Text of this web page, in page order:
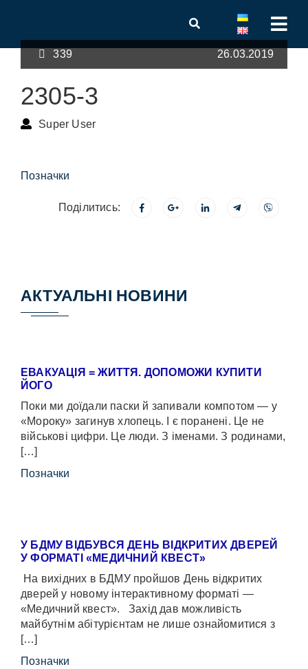
339 26.03.2019
2305-3
Super User
Позначки
Поділитись:
АКТУАЛЬНІ НОВИНИ
ЕВАКУАЦІЯ = ЖИТТЯ. ДОПОМОЖИ КУПИТИ
ЙОГО
Поки ми доїдали паски й запивали компотом — у
«Мороку» загинув хлопець. І є поранені. Це не
військові цифри. Це люди. З іменами. З родинами,
[…]
Позначки
У БДМУ ВІДБУВСЯ ДЕНЬ ВІДКРИТИХ ДВЕРЕЙ
У ФОРМАТІ «МЕДИЧНИЙ КВЕСТ»
На вихідних в БДМУ пройшов День відкритих
дверей у новому інтерактивному форматі —
«Медичний квест». Захід дав можливість
майбутнім абітурієнтам не лише ознайомитися з
[…]
Позначки